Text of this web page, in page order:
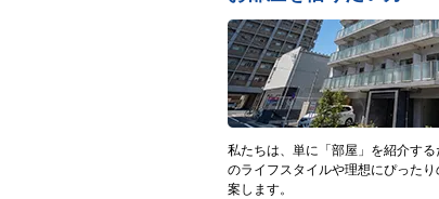
私たちは、単に「部屋」を紹介す
のライフスタイルや理想にぴった
案します。